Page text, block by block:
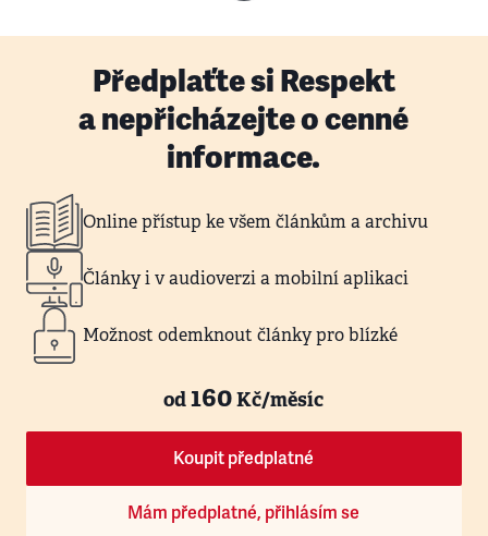
Předplaťte si Respekt
a nepřicházejte o cenné
informace.
Online přístup ke všem článkům a archivu
Články i v audioverzi a mobilní aplikaci
Možnost odemknout články pro blízké
od160Kč/měsíc
Koupit předplatné
Mám předplatné, přihlásím se